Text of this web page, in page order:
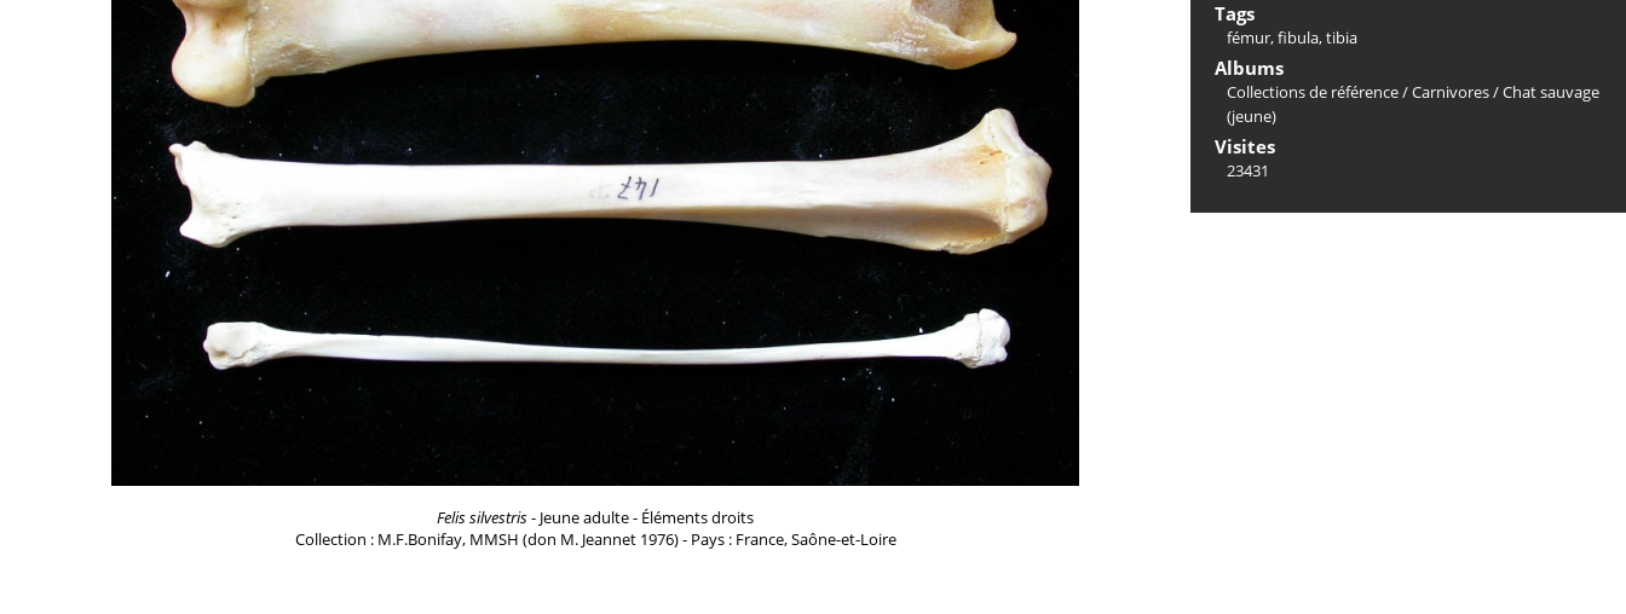
Felis silvestris- Jeune adulte - Éléments droits
Collection : M.F.Bonifay, MMSH (don M. Jeannet 1976) - Pays : France, Saône-et-Loire
Tags
fémur,fibula,tibia
Albums
Collections de référence/Carnivores/Chat sauvage
(jeune)
Visites
23431